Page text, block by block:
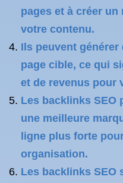
pages et à créer
votre contenu.
Ils peuvent
page cible, ce qui
et de revenus pour
Les backlinks SEO
une meilleure
ligne plus forte
organisation.
Les backlinks SEO